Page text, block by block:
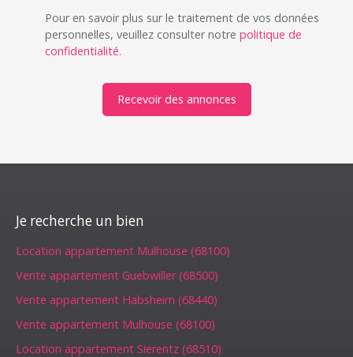
Pour en savoir plus sur le traitement de vos données
personnelles, veuillez consulter notre politique de
confidentialité.
Recevoir des annonces
Je recherche un bien
Location appartement Mulhouse (68100)
Vente appartement Guebwiller (68500)
Vente appartement Habsheim (68440)
Vente appartement Mulhouse (68100)
Location appartement Sierentz (68510)